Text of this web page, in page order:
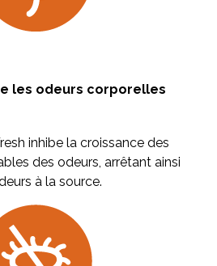
les odeurs corporelles
inhibe la croissance des
des odeurs, arrêtant ainsi
à la source.